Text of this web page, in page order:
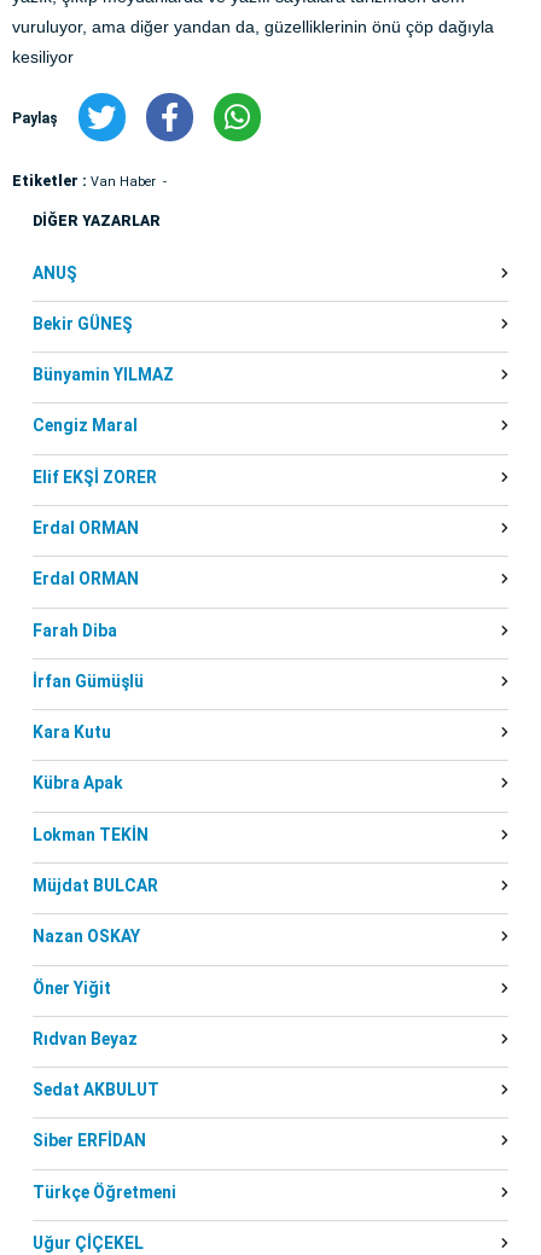
vuruluyor, ama diğer yandan da, güzelliklerinin önü çöp dağıyla
kesiliyor
Paylaş
Etiketler : Van Haber
DİĞER YAZARLAR
ANUŞ
Bekir GÜNEŞ
Bünyamin YILMAZ
Cengiz Maral
Elif EKŞİ ZORER
Erdal ORMAN
Erdal ORMAN
Farah Diba
İrfan Gümüşlü
Kara Kutu
Kübra Apak
Lokman TEKİN
Müjdat BULCAR
Nazan OSKAY
Öner Yiğit
Rıdvan Beyaz
Sedat AKBULUT
Siber ERFİDAN
Türkçe Öğretmeni
Uğur ÇİÇEKEL